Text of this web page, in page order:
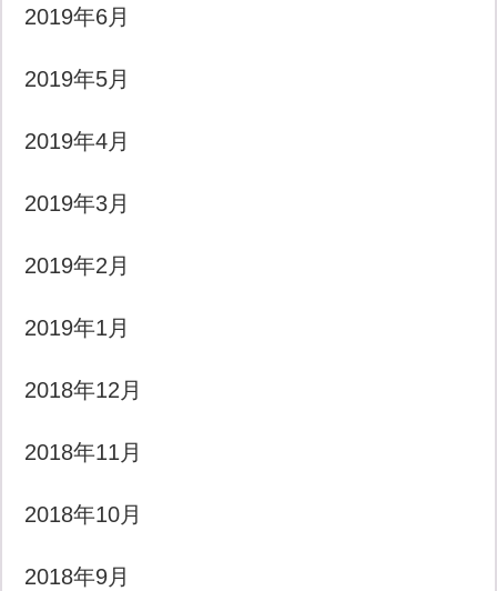
2019年6月
2019年5月
2019年4月
2019年3月
2019年2月
2019年1月
2018年12月
2018年11月
2018年10月
2018年9月